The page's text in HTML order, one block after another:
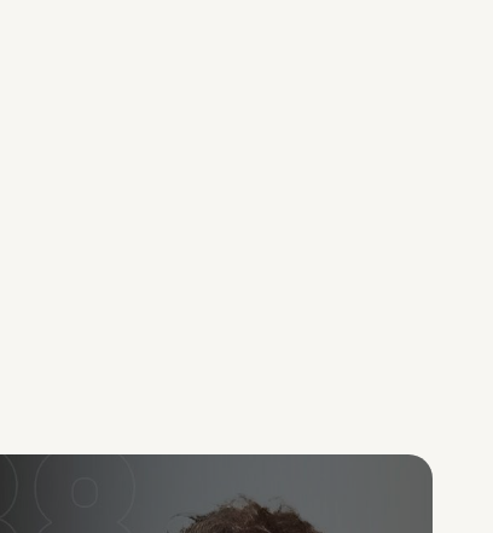
Hypercroissance